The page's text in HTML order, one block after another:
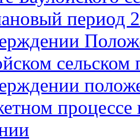
период
сельском
процессе